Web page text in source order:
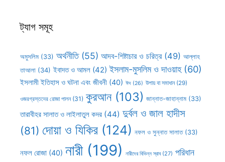
ট্যাগ সমূহ
অমুসলিম (33) অর্থনীতি(55) আদব-শিষ্টাচার ও চরিত্র(49) আল্লাহ
তাআলা (34) ইবাদত ও আমল (42) ইসলাম-মুসলিম ও দাওয়াহ(60)
ইসলামী ইতিহাস ও ঘটনা এবং জীবনী (40) ঈদ (26) উপায় বা সমাধান(29)
ওজরগ্রস্তদের রোজা পালন(31) কুরআন(103) জান্নাত-জাহান্নাম (33)
তারাবীহর সালাত ও লাইলাতুল কদর (44) দুর্বল ও জাল হাদীস
(81) দোয়া ও যিকির (124) নফল ও সুন্নাত সালাত(33)
নফল রোজা (40) নারী(199) নারীদের বিভিন্ন স্রাব(27) পরিধান